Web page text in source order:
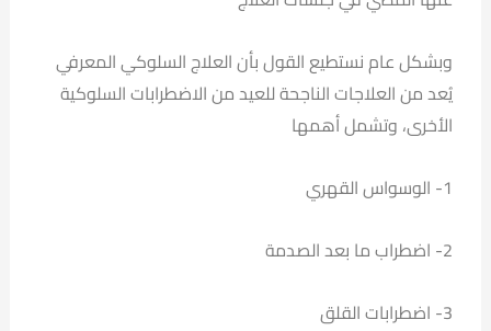
وبشكل عام نستطيع القول بأن العلاج السلوكي المعرفي
يُعد من العلاجات الناجحة للعيد من الاضطرابات السلوكية
الأخرى، وتشمل أهمها
1- الوسواس القهري
2- اضطراب ما بعد الصدمة
3- اضطرابات القلق